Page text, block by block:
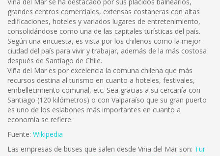
grandes centros comerciales, extensas costaneras con altas
edificaciones, hoteles y variados lugares de entretenimiento,
consolidándose como una de las capitales turísticas del país.
Según una encuesta, es vista por los chilenos como la mejor
ciudad del país para vivir y trabajar, además de la más costosa
después de Santiago de Chile.
Viña del Mar es por excelencia la comuna chilena que más
recursos destina al turismo en cuanto a hoteles, festivales,
embellecimiento comunal, etc. Sea gracias a su cercanía con
Santiago (120 kilómetros) o con Valparaíso que su gran puerto
es uno de los eslabones más importantes en cuanto a
economía se refiere.
Fuente: Wikipedia
Las empresas de buses que salen desde Viña del Mar son: Tur